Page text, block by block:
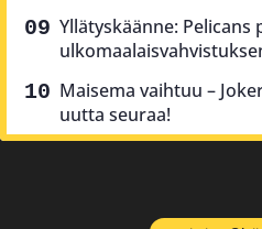
Yllätyskäänne: Pelicans
Maisema vaihtuu –
uutta seuraa!